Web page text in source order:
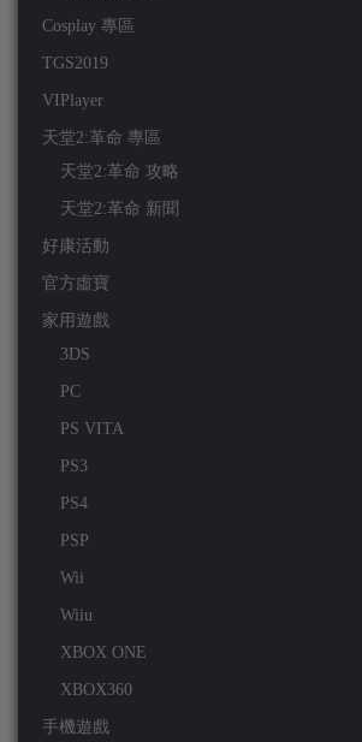
Cosplay 專區
TGS2019
VIPlayer
天堂2:革命 專區
天堂2:革命 攻略
天堂2:革命 新聞
好康活動
官方虛寶
家用遊戲
3DS
PC
PS VITA
PS3
PS4
PSP
Wii
Wiiu
XBOX ONE
XBOX360
手機遊戲